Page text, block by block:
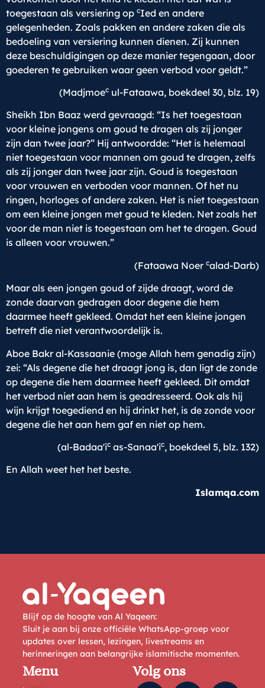
toegestaan als versiering op cIed en andere
gelegenheden. Zoals pakken en andere zaken die als
bedoeling van versiering kunnen dienen. Zij kunnen
deze beschuldigingen op deze manier tegengaan, door
goederen te gebruiken waar geen verbod voor geldt.”
(Madjmoec ul-Fataawa, boekdeel 30, blz. 19)
Sheikh Ibn Baaz werd gevraagd: “Is het toegestaan
voor kleine jongens om goud te dragen als zij jonger
zijn dan twee jaar?” Hij antwoordde: “Het is helemaal
niet toegestaan voor mannen om goud te dragen, zelfs
als zij jonger dan twee jaar zijn. Goud is toegestaan
voor vrouwen en verboden voor mannen. Of het nu
ringen, horloges of andere zaken. Het is niet toegestaan
om een kleine jongen met goud te kleden. Net zoals het
voor de man niet is toegestaan om het te dragen. Goud
is alleen voor vrouwen.”
(Fataawa Noer calad-Darb)
Maar als een jongen goud of zijde draagt, word de
zonde daarvan gedragen door degene die hem
daarmee heeft gekleed. Omdat het een kleine jongen
betreft die niet verantwoordelijk is.
Aboe Bakr al-Kassaanie (moge Allah hem genadig zijn)
zei: “Als degene die het draagt jong is, dan ligt de zonde
op degene die hem daarmee heeft gekleed. Dit omdat
het verbod niet aan hem is geadresseerd. Ook als hij
wijn krijgt toegediend en hij drinkt het, is de zonde voor
degene die het aan hem gaf en niet op hem.
(al-Badaa'ic as-Sanaa'ic, boekdeel 5, blz. 132)
En Allah weet het het beste.
Islamqa.com
Blijf op de hoogte van Al Yaqeen:
Sluit je aan bij onze officiële WhatsApp-groep voor
updates over lessen, lezingen, livestreams en
herinneringen aan belangrijke islamitische momenten.
Menu Volg ons